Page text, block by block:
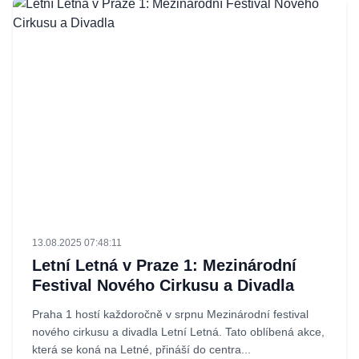
13.08.2025 07:48:11
Letní Letná v Praze 1: Mezinárodní
Festival Nového Cirkusu a Divadla
Praha 1 hostí každoročně v srpnu Mezinárodní festival
nového cirkusu a divadla Letní Letná. Tato oblíbená akce,
která se koná na Letné, přináší do centra...